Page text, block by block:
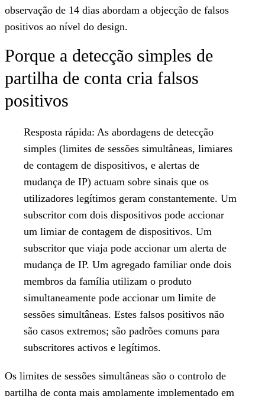
observação de 14 dias abordam a objecção de falsos
positivos ao nível do design.
Porque a detecção simples de
partilha de conta cria falsos
positivos
Resposta rápida: As abordagens de detecção
simples (limites de sessões simultâneas, limiares
de contagem de dispositivos, e alertas de
mudança de IP) actuam sobre sinais que os
utilizadores legítimos geram constantemente. Um
subscritor com dois dispositivos pode accionar
um limiar de contagem de dispositivos. Um
subscritor que viaja pode accionar um alerta de
mudança de IP. Um agregado familiar onde dois
membros da família utilizam o produto
simultaneamente pode accionar um limite de
sessões simultâneas. Estes falsos positivos não
são casos extremos; são padrões comuns para
subscritores activos e legítimos.
Os limites de sessões simultâneas são o controlo de
partilha de conta mais amplamente implementado em